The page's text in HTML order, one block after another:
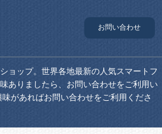
お問い合わせ
ョップ。世界各地最新の人気スマートフ
ありましたら、お問い合わせをご利用い
があればお問い合わせをご利用くださ